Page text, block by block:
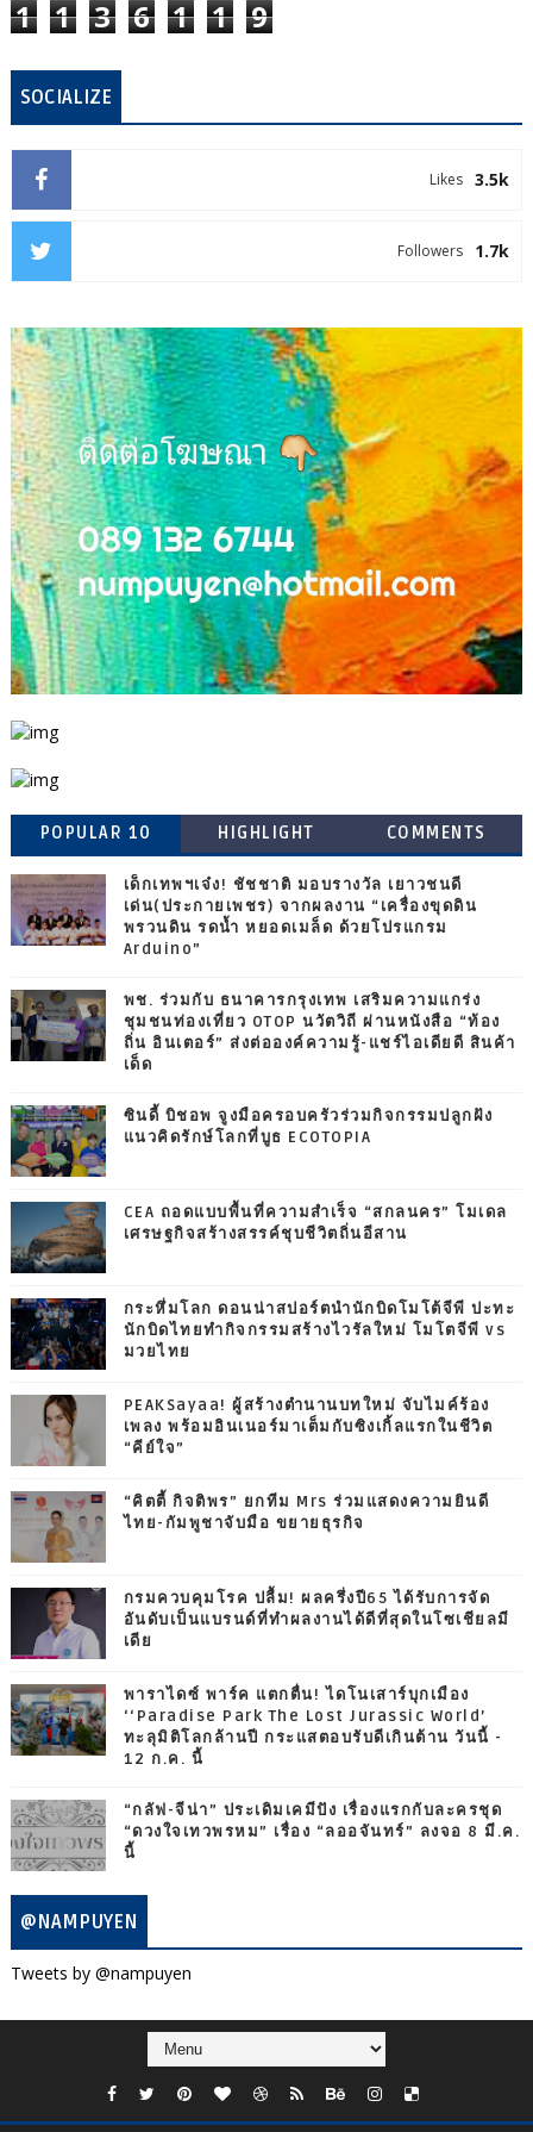
1 1 3 6 1 1 9
SOCIALIZE
3.5k
Likes
1.7k
Followers
POPULAR 10 HIGHLIGHT COMMENTS
เด็กเทพฯเจ๋ง! ชัชชาติ มอบรางวัล เยาวชนดี
เด่น(ประกายเพชร) จากผลงาน “เครื่องขุดดิน
พรวนดิน รดน้ำ หยอดเมล็ด ด้วยโปรแกรม
Arduino”
พช. ร่วมกับ ธนาคารกรุงเทพ เสริมความแกร่ง
ชุมชนท่องเที่ยว OTOP นวัตวิถี ผ่านหนังสือ “ท้อง
ถิ่น อินเตอร์” ส่งต่อองค์ความรู้-แชร์ไอเดียดี สินค้า
เด็ด
ซินดี้ บิชอพ จูงมือครอบครัวร่วมกิจกรรมปลูกฝัง
แนวคิดรักษ์โลกที่บูธ ECOTOPIA
CEA ถอดแบบพื้นที่ความสำเร็จ “สกลนคร” โมเดล
เศรษฐกิจสร้างสรรค์ชุบชีวิตถิ่นอีสาน
กระหึ่มโลก ดอนน่าสปอร์ตนำนักบิดโมโต้จีพี ปะทะ
นักบิดไทยทำกิจกรรมสร้างไวรัลใหม่ โมโตจีพี vs
มวยไทย
PEAKSayaa! ผู้สร้างตำนานบทใหม่ จับไมค์ร้อง
เพลง พร้อมอินเนอร์มาเต็มกับซิงเกิ้ลแรกในชีวิต
“คีย์ใจ”
“คิตตี้ กิจติพร” ยกทีม Mrs ร่วมแสดงความยินดี
ไทย-กัมพูชาจับมือ ขยายธุรกิจ
กรมควบคุมโรค ปลื้ม! ผลครึ่งปี65 ได้รับการจัด
อันดับเป็นแบรนด์ที่ทำผลงานได้ดีที่สุดในโซเชียลมี
เดีย
พาราไดซ์ พาร์ค แตกตื่น! ไดโนเสาร์บุกเมือง
‘‘Paradise Park The Lost Jurassic World’
ทะลุมิติโลกล้านปี กระแสตอบรับดีเกินต้าน วันนี้ -
12 ก.ค. นี้
“กลัฟ-จีน่า” ประเดิมเคมีปัง เรื่องแรกกับละครชุด
“ดวงใจเทวพรหม” เรื่อง “ลออจันทร์” ลงจอ 8 มี.ค.
นี้
@NAMPUYEN
Tweets by @nampuyen